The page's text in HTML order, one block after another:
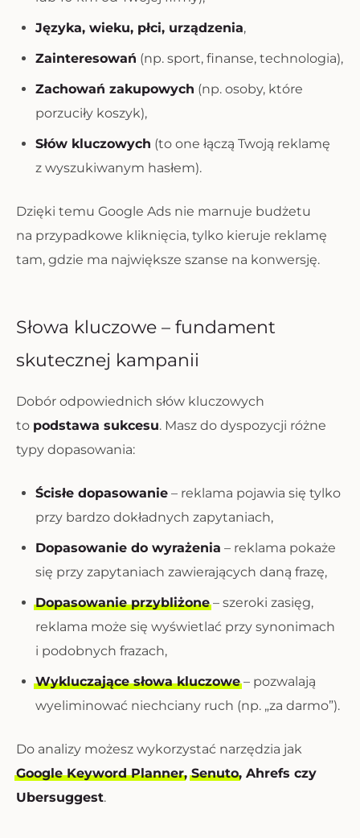
Języka, wieku, płci, urządzenia,
Zainteresowań (np. sport, finanse, technologia),
Zachowań zakupowych (np. osoby, które
porzuciły koszyk),
Słów kluczowych (to one łączą Twoją reklamę
z wyszukiwanym hasłem).
Dzięki temu Google Ads nie marnuje budżetu
na przypadkowe kliknięcia, tylko kieruje reklamę
tam, gdzie ma największe szanse na konwersję.
Słowa kluczowe – fundament
skutecznej kampanii
Dobór odpowiednich słów kluczowych
to podstawa sukcesu. Masz do dyspozycji różne
typy dopasowania:
Ścisłe dopasowanie – reklama pojawia się tylko
przy bardzo dokładnych zapytaniach,
Dopasowanie do wyrażenia – reklama pokaże
się przy zapytaniach zawierających daną frazę,
Dopasowanie przybliżone– szeroki zasięg,
reklama może się wyświetlać przy synonimach
i podobnych frazach,
Wykluczające słowa kluczowe– pozwalają
wyeliminować niechciany ruch (np. „za darmo”).
Do analizy możesz wykorzystać narzędzia jak
Google Keyword Planner,Senuto, Ahrefs czy
Ubersuggest.